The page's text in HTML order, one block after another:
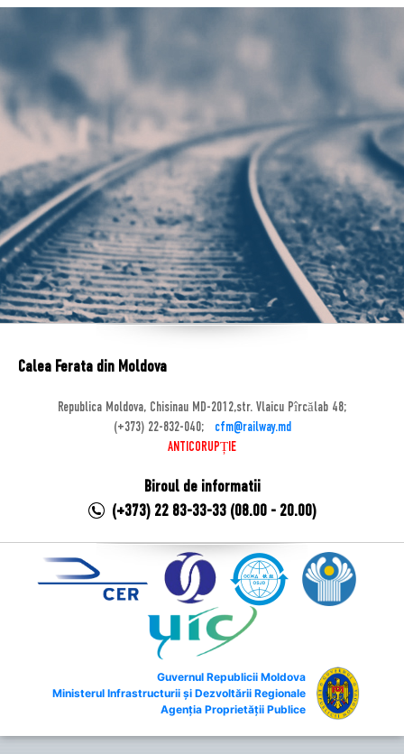
Calea Ferata din Moldova
Republica Moldova, Chisinau MD-2012,str. Vlaicu Pîrcălab 48;
(+373) 22-832-040;
cfm@railway.md
ANTICORUPȚIE
Biroul de informatii
(+373) 22 83-33-33 (08.00 - 20.00)
Guvernul Republicii Moldova
Ministerul Infrastructurii și Dezvoltării Regionale
Agenția Proprietății Publice